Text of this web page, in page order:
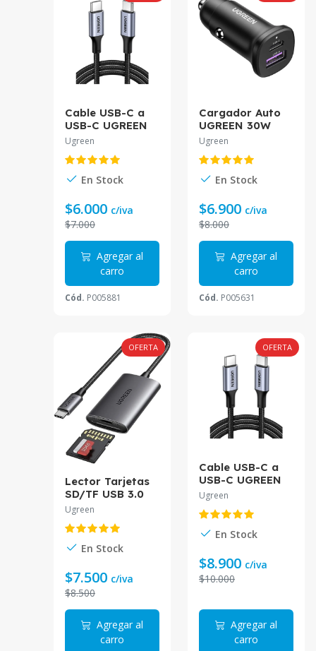
Cable USB-C a
USB-C UGREEN
US316 1 Metro |
Carga Rápida PD
5A Trenzado
Ugreen
En Stock
$6.000 c/iva
$7.000
Agregar al
carro
Cód. P005881
Cargador Auto
UGREEN 30W
USB-C + USB-A
EC305
Ugreen
En Stock
$6.900 c/iva
$8.000
Agregar al
carro
Cód. P005631
OFERTA
Lector Tarjetas
SD/TF USB 3.0
UGREEN USB-C
CM265
Ugreen
En Stock
$7.500 c/iva
$8.500
Agregar al
carro
OFERTA
Cable USB-C a
USB-C UGREEN
PD 5A 2M Negro
US316
Ugreen
En Stock
$8.900 c/iva
$10.000
Agregar al
carro